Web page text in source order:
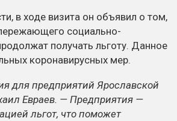
в ходе визита он объявил о том,
социально-
получать льготу. Данное
коронавирусных мер.
для предприятий Ярославской
Евраев. — Предприятия —
льгот, что поможет